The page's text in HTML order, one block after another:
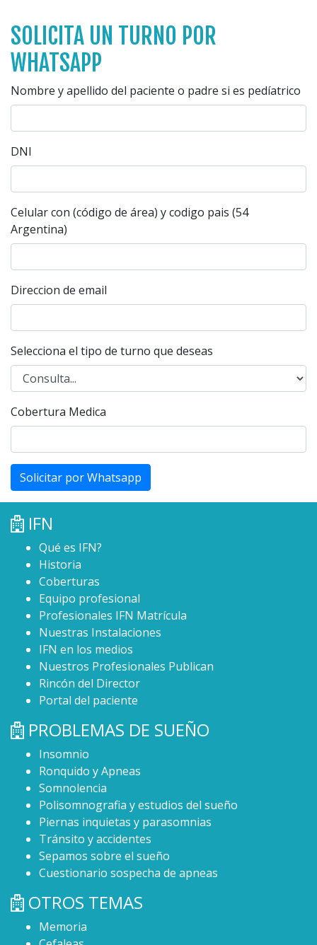
SOLICITA UN TURNO POR
WHATSAPP
Nombre y apellido del paciente o padre si es pedíatrico
DNI
Celular con (código de área) y codigo pais (54
Argentina)
Direccion de email
Selecciona el tipo de turno que deseas
Cobertura Medica
Solicitar por Whatsapp
IFN
Qué es IFN?
Historia
Coberturas
Equipo profesional
Profesionales IFN Matrícula
Nuestras Instalaciones
IFN en los medios
Nuestros Profesionales Publican
Rincón del Director
Portal del paciente
PROBLEMAS DE SUEÑO
Insomnio
Ronquido y Apneas
Somnolencia
Polisomnografia y estudios del sueño
Piernas inquietas y parasomnias
Tránsito y accidentes
Sepamos sobre el sueño
Cuestionario sospecha de apneas
OTROS TEMAS
Memoria